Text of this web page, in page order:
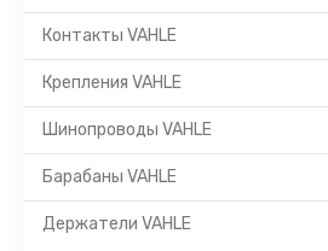
Контакты VAHLE
Крепления VAHLE
Шинопроводы VAHLE
Барабаны VAHLE
Держатели VAHLE